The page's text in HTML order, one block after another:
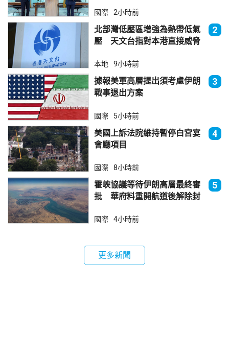
國際 2小時前
北部灣低壓區增強為熱帶低氣
壓 天文台指對本港直接威脅
2
本地 9小時前
據報美軍高層提出須考慮伊朗
戰事退出方案
3
國際 5小時前
美國上訴法院維持暫停白宮宴
會廳項目
4
國際 8小時前
霍峽協議等待伊朗高層最終審
批 華府料重開航道後解除封
5
國際 4小時前
更多新聞